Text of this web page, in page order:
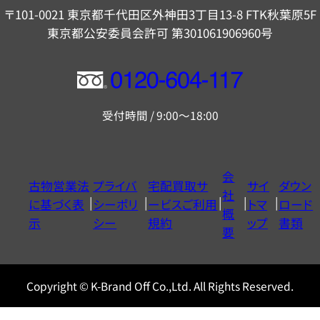
〒101-0021 東京都千代田区外神田3丁目13-8 FTK秋葉原5F
東京都公安委員会許可 第301061906960号
フ
ー
ヤ
ル
0120604117
受付時間 / 9:00～18:00
古物営業法
に基づく表
示
プライバ
シーポリ
シー
宅配買取サ
ービスご利用
規約
会
社
概
要
サイ
トマ
ップ
ダウン
ロード
書類
Copyright © K-Brand Off Co.,Ltd. All Rights Reserved.